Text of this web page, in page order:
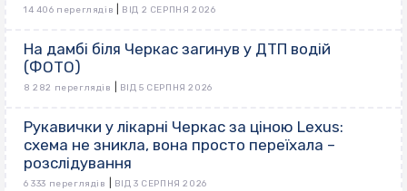
14 406 переглядів ВІД 2 СЕРПНЯ 2026
На дамбі біля Черкас загинув у ДТП водій
(ФОТО)
8 282 переглядів ВІД 5 СЕРПНЯ 2026
Рукавички у лікарні Черкас за ціною Lexus:
схема не зникла, вона просто переїхала –
розслідування
6 333 переглядів ВІД 3 СЕРПНЯ 2026